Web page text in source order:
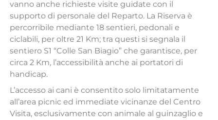
vanno anche richieste visite guidate con il
supporto di personale del Reparto. La Riserva è
percorribile mediante 18 sentieri, pedonali e
ciclabili, per oltre 21 Km; tra questi si segnala il
sentiero S1 “Colle San Biagio” che garantisce, per
circa 2 Km, l’accessibilità anche ai portatori di
handicap.
L’accesso ai cani è consentito solo limitatamente
all’area picnic ed immediate vicinanze del Centro
Visita, esclusivamente con animale al guinzaglio e